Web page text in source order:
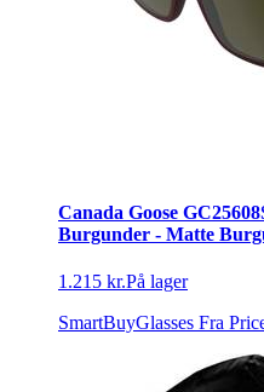
Canada Goose
Burgunder - Matte
1.215 kr.På lager
SmartBuyGlasses Fra